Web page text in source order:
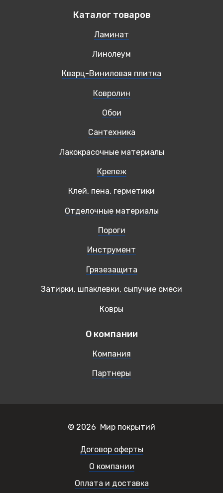
Каталог товаров
Ламинат
Линолеум
Кварц-Виниловая плитка
Ковролин
Обои
Сантехника
Лакокрасочные материалы
Крепеж
Клей, пена, герметики
Отделочные материалы
Пороги
Инструмент
Грязезащита
Затирки, шпаклевки, сыпучие смеси
Ковры
О компании
Компания
Партнеры
© 2026 Мир покрытий
Договор оферты
О компании
Оплата и доставка